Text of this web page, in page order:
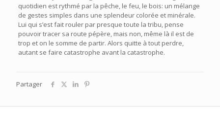
quotidien est rythmé par la pêche, le feu, le bois: un mélange
de gestes simples dans une splendeur colorée et minérale.
Lui qui s’est fait rouler par presque toute la tribu, pense
pouvoir tracer sa route pépère, mais non, même là il est de
trop et on le somme de partir. Alors quitte à tout perdre,
autant se faire catastrophe avant la catastrophe.
Partager